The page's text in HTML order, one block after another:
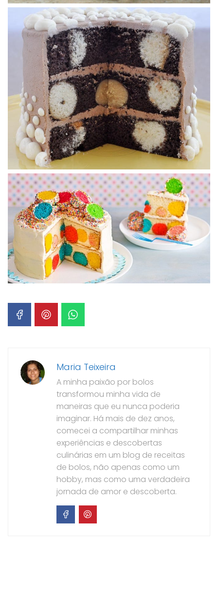
Maria Teixeira
A minha paixão por bolos
transformou minha vida de
maneiras que eu nunca poderia
imaginar. Há mais de dez anos,
comecei a compartilhar minhas
experiências e descobertas
culinárias em um blog de receitas
de bolos, não apenas como um
hobby, mas como uma verdadeira
jornada de amor e descoberta.